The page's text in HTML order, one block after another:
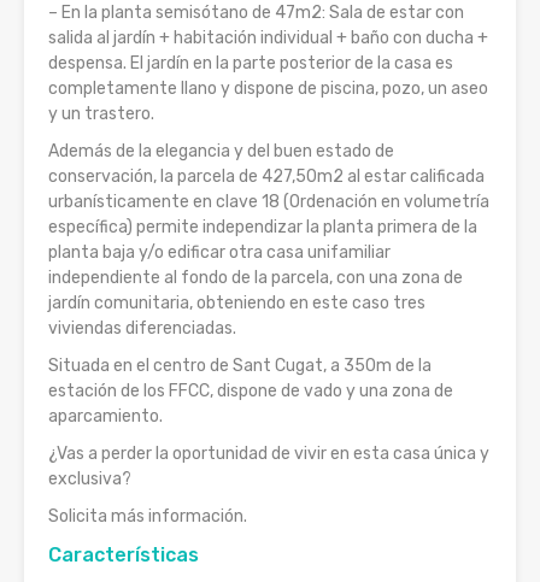
– En la planta semisótano de 47m2: Sala de estar con
salida al jardín + habitación individual + baño con ducha +
despensa. El jardín en la parte posterior de la casa es
completamente llano y dispone de piscina, pozo, un aseo
y un trastero.
Además de la elegancia y del buen estado de
conservación, la parcela de 427,50m2 al estar calificada
urbanísticamente en clave 18 (Ordenación en volumetría
específica) permite independizar la planta primera de la
planta baja y/o edificar otra casa unifamiliar
independiente al fondo de la parcela, con una zona de
jardín comunitaria, obteniendo en este caso tres
viviendas diferenciadas.
Situada en el centro de Sant Cugat, a 350m de la
estación de los FFCC, dispone de vado y una zona de
aparcamiento.
¿Vas a perder la oportunidad de vivir en esta casa única y
exclusiva?
Solicita más información.
Características